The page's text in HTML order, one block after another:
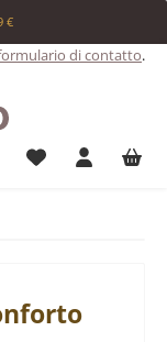
€
di contatto.
Hai 0 articoli